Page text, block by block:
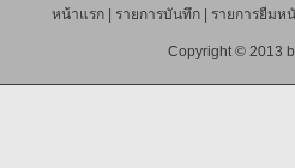
หน้าแรก| รายการบันทึก| รายการยืมห
Copyright © 2013